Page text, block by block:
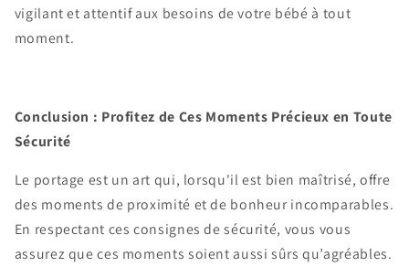
vigilant et attentif aux besoins de votre bébé à tout
moment.
Conclusion : Profitez de Ces Moments Précieux en Toute
Sécurité
Le portage est un art qui, lorsqu'il est bien maîtrisé, offre
des moments de proximité et de bonheur incomparables.
En respectant ces consignes de sécurité, vous vous
assurez que ces moments soient aussi sûrs qu’agréables.